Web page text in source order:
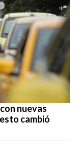
nuevas
cambió